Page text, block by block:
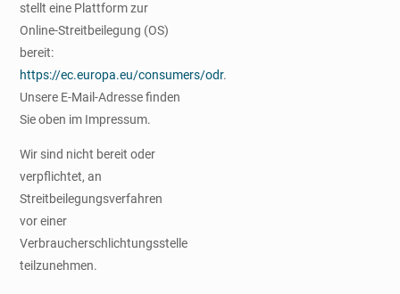
stellt eine Plattform zur
Online-Streitbeilegung (OS)
bereit:
https://ec.europa.eu/consumers/odr.
Unsere E-Mail-Adresse finden
Sie oben im Impressum.
Wir sind nicht bereit oder
verpflichtet, an
Streitbeilegungsverfahren
vor einer
Verbraucherschlichtungsstelle
teilzunehmen.